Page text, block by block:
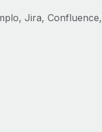
Jira, Confluence,